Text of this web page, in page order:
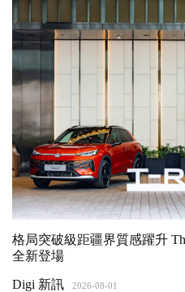
格局突破級距疆界質感躍升
全新登場
Digi 新訊 2026-08-01